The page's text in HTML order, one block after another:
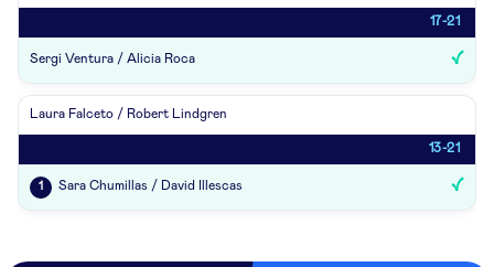
17-21
Sergi Ventura / Alicia Roca
Laura Falceto / Robert Lindgren
13-21
1 Sara Chumillas / David Illescas